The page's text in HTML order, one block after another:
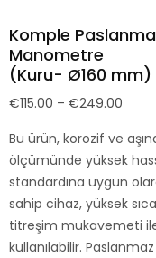
Komple
Manometre
(Kuru- Ø160 mm)
€115.00 – €249.00
Bu ürün, korozif ve
ölçümünde yüksek
standardına uygun
sahip cihaz, yüksek
titreşim mukavemeti
kullanılabilir.